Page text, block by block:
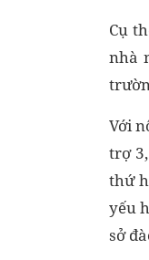
Cụ
nhà
Với
trợ
thứ
yếu
sở